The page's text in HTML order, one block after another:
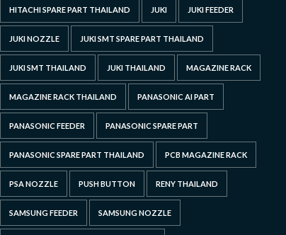
HITACHI SPARE PART THAILAND JUKI JUKI FEEDER
JUKI NOZZLE JUKI SMT SPARE PART THAILAND
JUKI SMT THAILAND JUKI THAILAND MAGAZINE RACK
MAGAZINE RACK THAILAND PANASONIC AI PART
PANASONIC FEEDER PANASONIC SPARE PART
PANASONIC SPARE PART THAILAND PCB MAGAZINE RACK
PSA NOZZLE PUSH BUTTON RENY THAILAND
SAMSUNG FEEDER SAMSUNG NOZZLE